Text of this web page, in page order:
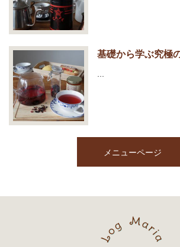
基礎から学ぶ究極
…
メニューページ